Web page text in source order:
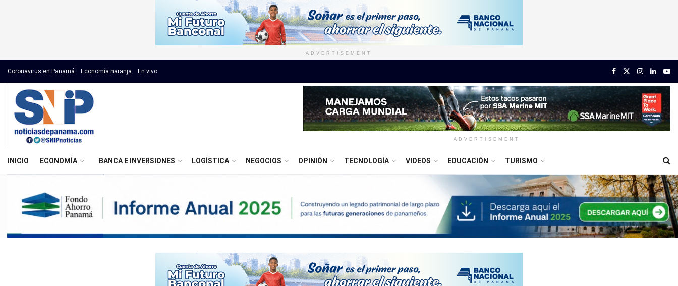
ADVERTISEMENT
Coronavirus en Panamá Economía naranja En vivo
ADVERTISEMENT
INICIO ECONOMÍA BANCA E INVERSIONES LOGÍSTICA NEGOCIOS OPINIÓN TECNOLOGÍA VIDEOS EDUCACIÓN TURISMO